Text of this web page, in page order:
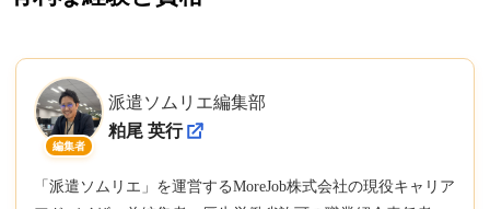
編集者
派遣ソムリエ編集部
粕尾 英行
「派遣ソムリエ」を運営するMoreJob株式会社の現役キャリア